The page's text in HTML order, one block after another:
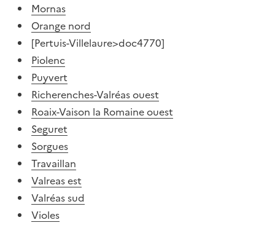
Mornas
Orange nord
[Pertuis-Villelaure>doc4770]
Piolenc
Puyvert
Richerenches-Valréas ouest
Roaix-Vaison la Romaine ouest
Seguret
Sorgues
Travaillan
Valreas est
Valréas sud
Violes